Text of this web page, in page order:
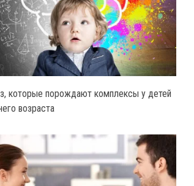
которые порождают комплексы у детей
возраста